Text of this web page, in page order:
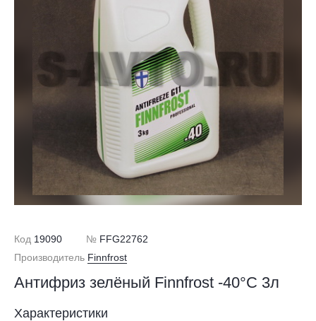
Код 19090 № FFG22762
Производитель Finnfrost
Антифриз зелёный Finnfrost -40°С 3л
Характеристики